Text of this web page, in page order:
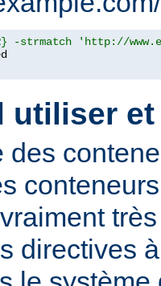
-strmatch 'http://
utiliser
des
directives